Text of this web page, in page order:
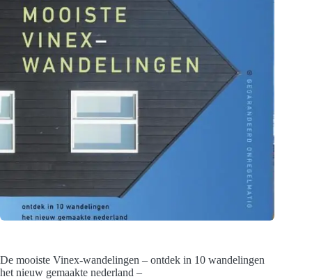
De mooiste Vinex-wandelingen – ontdek in 10 wandelingen
het nieuw gemaakte nederland –